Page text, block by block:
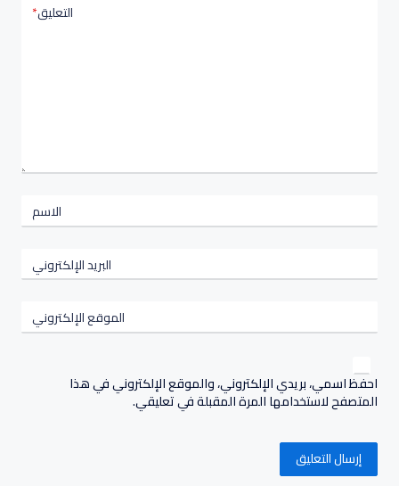
التعليق*
الاسم
البريد الإلكتروني
الموقع الإلكتروني
احفظ اسمي، بريدي الإلكتروني، والموقع الإلكتروني في هذا
المتصفح لاستخدامها المرة المقبلة في تعليقي.